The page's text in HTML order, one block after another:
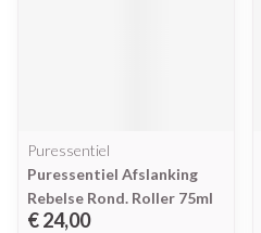
Puressentiel
Puressentiel Afslanking
Rebelse Rond. Roller 75ml
€ 24,00